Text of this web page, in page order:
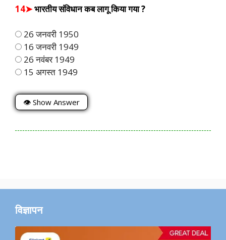
14➤भारतीय संविधान कब लागू किया गया ?
26 जनवरी 1950
16 जनवरी 1949
26 नवंबर 1949
15 अगस्त 1949
👁 Show Answer
विज्ञापन